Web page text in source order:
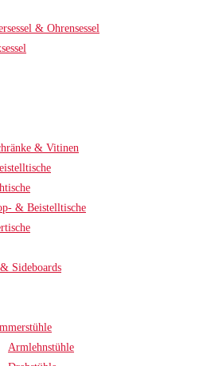
& Ohrensessel
& Vitinen
& Beistelltische
Sideboards
Armlehnstühle